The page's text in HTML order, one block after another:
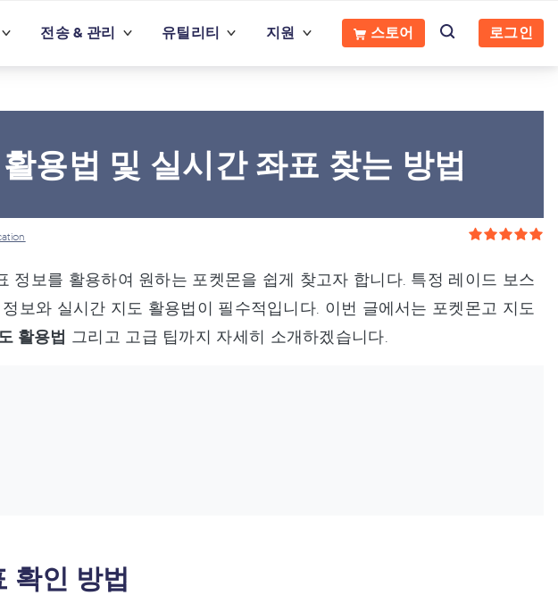
전송 & 관리 유틸리티 지원 스토어 로그인
무료 다운로드 지금 구매
용법 및 실시간 좌표 찾는 방법
정보를 활용하여 원하는 포켓몬을 쉽게 찾고자 합니다. 특정 레이드 보스
보와 실시간 지도 활용법이 필수적입니다. 이번 글에서는 포켓몬고 지도
활용법 그리고 고급 팁까지 자세히 소개하겠습니다.
확인 방법